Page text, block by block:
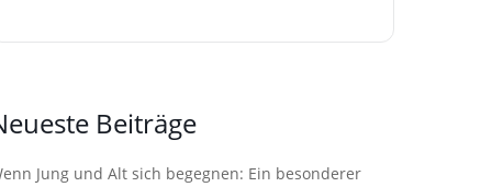
Beiträge
Jung und Alt sich begegnen: Ein besonderer